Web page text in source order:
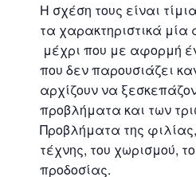
Η σχέση τους είναι
τα χαρακτηριστικά
μέχρι που με αφορμή
που δεν παρουσιάζει
αρχίζουν να
προβλήματα και των
Προβλήματα της
τέχνης, του χωρισμού,
προδοσίας.